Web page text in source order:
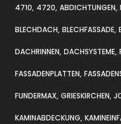
4710 4720 ABDICHTUNGEN
BLECHDACH BLECHFASSADE
DACHRINNEN DACHSYSTEME
FASSADENPLATTEN
FUNDERMAX GRIESKIRCHEN
KAMINABDECKUNG